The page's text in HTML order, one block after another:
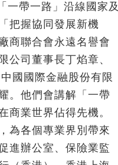
一帶一路」沿線國家及
把握協同發展新機
商聯合會永遠名譽會
公司董事長丁焰章、
國國際金融股份有限
。他們會講解「一帶
商業世界佔得先機。
為各個專業界別帶來
進辦公室、保險業監